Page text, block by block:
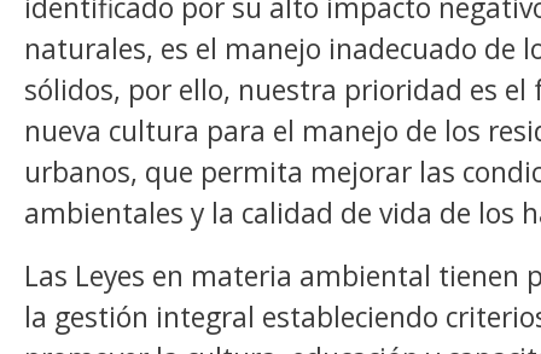
naturales, es el manejo inadecuado de
sólidos, por ello, nuestra prioridad es
nueva cultura para el manejo de los
urbanos, que permita mejorar las
ambientales y la calidad de vida de los
Las Leyes en materia ambiental tienen
la gestión integral estableciendo